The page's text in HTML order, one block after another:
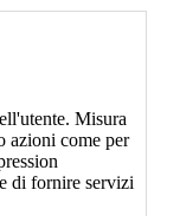
Misura
azioni come per
di fornire servizi